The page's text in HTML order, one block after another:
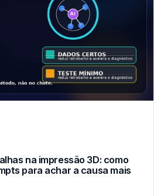
na impressão 3D: como
para achar a causa mais